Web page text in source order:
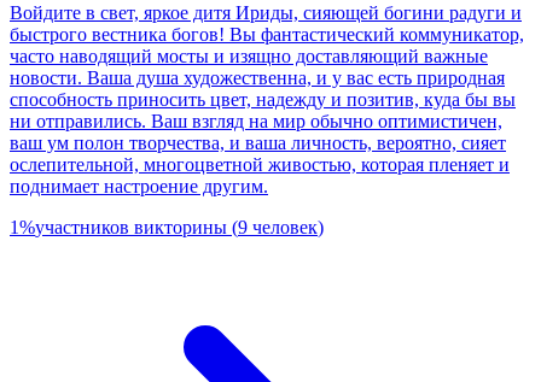
Войдите в свет, яркое дитя Ириды, сияющей богини радуги и
быстрого вестника богов! Вы фантастический коммуникатор,
часто наводящий мосты и изящно доставляющий важные
новости. Ваша душа художественна, и у вас есть природная
способность приносить цвет, надежду и позитив, куда бы вы
ни отправились. Ваш взгляд на мир обычно оптимистичен,
ваш ум полон творчества, и ваша личность, вероятно, сияет
ослепительной, многоцветной живостью, которая пленяет и
поднимает настроение другим.
1%участников викторины (9 человек)